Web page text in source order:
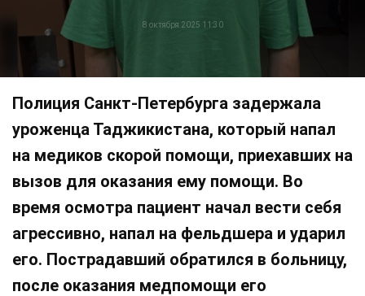
8 октября 2025 11:30
Полиция Санкт-Петербурга задержала
уроженца Таджикистана, который напал
на медиков скорой помощи, приехавших на
вызов для оказания ему помощи. Во
время осмотра пациент начал вести себя
агрессивно, напал на фельдшера и ударил
его. Пострадавший обратился в больницу,
после оказания медпомощи его